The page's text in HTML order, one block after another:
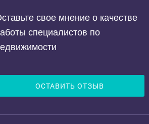
свое мнение о качестве
специалистов по
ОСТАВИТЬ ОТЗЫВ